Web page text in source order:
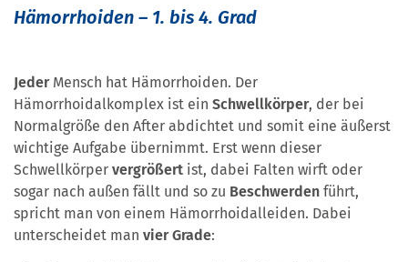
Hämorrhoiden – 1. bis 4. Grad
JederMensch hat Hämorrhoiden. Der
Hämorrhoidalkomplex ist ein Schwellkörper, der bei
Normalgröße den After abdichtet und somit eine äußerst
wichtige Aufgabe übernimmt. Erst wenn dieser
Schwellkörper vergrößert ist, dabei Falten wirft oder
sogar nach außen fällt und so zu Beschwerden führt,
spricht man von einem Hämorrhoidalleiden. Dabei
unterscheidet man vier Grade: